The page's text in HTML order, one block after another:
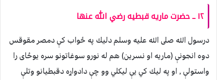
١٢ ــ حضرت ماريه قبطيه رضي الله عنها
درسول الله صلى الله عليه وسلم دليك په ځواب كې دمصر مقوقس
دوه انجونې (ماريه او نسرين) هم له نورو سوغاتونو سره يوځای را
واستولې , او په ليك كي يې ليكلي وو چې دادواړه دقبطيانو وتلې